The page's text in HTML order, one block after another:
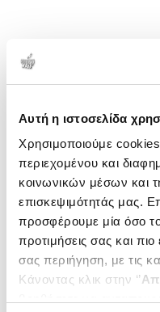
Αυτή η ιστοσελίδα
Χρησιμοποιούμε
περιεχομένου και
κοινωνικών μέσων και
επισκεψιμότητάς μας.
προσφέρουμε μία όσο το
προτιμήσεις σας και
σας περιήγηση, με τις
Κάνοντας κλικ στην ‘’